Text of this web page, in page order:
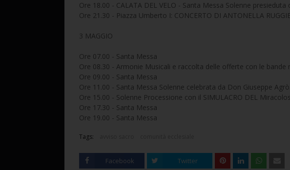
Ore 18.00 - CALATA DEL VELO - Santa Messa Solenne
Ore 21.30 - Piazza Umberto I: CONCERTO DI ANTONELLA
3 MAGGIO
Ore 07.00 - Santa Messa
Ore 08.30 - Armonie Musicali e raccolta delle offerte con le bande
Ore 09.00 - Santa Messa
Ore 11.00 - Santa Messa Solenne celebrata da Don Giuseppe Agrò.
Ore 15.00 - Solenne Processione con il SIMULACRO DEL
Ore 17.30 - Santa Messa
Ore 19.00 - Santa Messa
Tags:
Facebook Twitter